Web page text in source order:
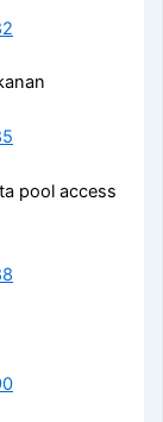
pool access